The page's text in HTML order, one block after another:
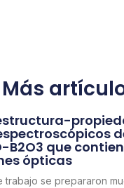
Más
B2O3 que
ópticas
trabajo se prepararon